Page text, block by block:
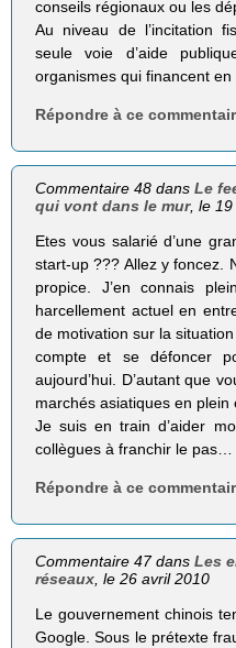
conseils régionaux ou les
Au niveau de l’incitation
seule voie d’aide
organismes qui financent
Répondre à ce
Commentaire 48 dansLe
qui vont dans le mur, le
Etes vous salarié d’une
start-up ??? Allez y foncez.
propice. J’en connais
harcellement actuel en
de motivation sur la
compte et se défoncer
aujourd’hui. D’autant que
marchés asiatiques en plein
Je suis en train d’aider
collègues à franchir le pas…
Répondre à ce
Commentaire 47 dansLes
réseaux , le 26 avril 2010
Le gouvernement chinois
Google. Sous le prétexte